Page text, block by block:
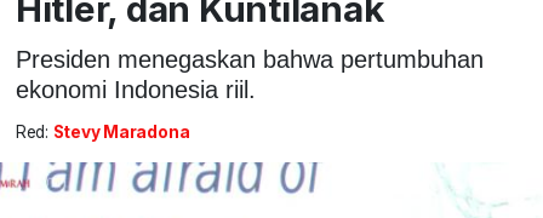
Presiden menegaskan bahwa pertumbuhan
ekonomi Indonesia riil.
Red: Stevy Maradona